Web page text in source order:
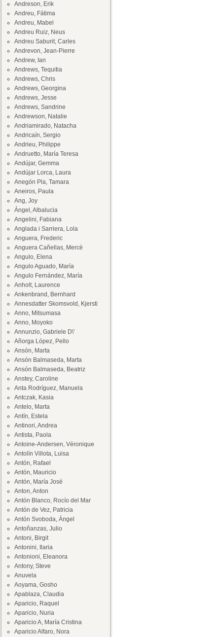
Andreson, Erik
Andreu, Fátima
Andreu, Mabel
Andreu Ruiz, Neus
Andreu Saburit, Carles
Andrevon, Jean-Pierre
Andrew, Ian
Andrews, Tequitia
Andrews, Chris
Andrews, Georgina
Andrews, Jesse
Andrews, Sandrine
Andrewson, Natalie
Andriamirado, Natacha
Andricaín, Sergio
Andrieu, Philippe
Andruetto, María Teresa
Andújar, Gemma
Andújar Lorca, Laura
Anegón Pla, Tamara
Aneiros, Paula
Ang, Joy
Ángel, Albalucia
Angelini, Fabiana
Anglada i Sarriera, Lola
Anguera, Frederic
Anguera Cañellas, Mercè
Angulo, Elena
Angulo Aguado, María
Angulo Fernández, María
Anholt, Laurence
Ankenbrand, Bernhard
Annesdatter Skomsvold, Kjersti
Anno, Mitsumasa
Anno, Moyoko
Annunzio, Gabriele D\'
Añorga López, Pello
Ansón, Marta
Ansón Balmaseda, Marta
Ansón Balmaseda, Beatriz
Anstey, Caroline
Anta Rodríguez, Manuela
Antczak, Kasia
Antelo, Marta
Antín, Estela
Antinori, Andrea
Antista, Paola
Antoine-Andersen, Véronique
Antolín Villota, Luisa
Antón, Rafael
Antón, Mauricio
Antón, María José
Anton, Anton
Antón Blanco, Rocío del Mar
Antón de Vez, Patricia
Antón Svoboda, Ángel
Antoñanzas, Julio
Antoni, Birgit
Antonini, Ilaria
Antonioni, Eleanora
Antony, Steve
Anuvela
Aoyama, Gosho
Apablaza, Claudia
Aparicio, Raquel
Aparicio, Nuria
Aparicio A, María Cristina
Aparicio Alfaro, Nora